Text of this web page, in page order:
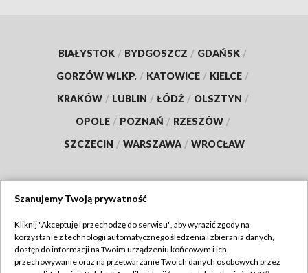
BIAŁYSTOK / BYDGOSZCZ / GDAŃSK /
GORZÓW WLKP. / KATOWICE / KIELCE /
KRAKÓW / LUBLIN / ŁÓDŹ / OLSZTYN /
OPOLE / POZNAŃ / RZESZÓW /
SZCZECIN / WARSZAWA / WROCŁAW
TVP
Abonament TVP
Regulamin TVP
Szanujemy Twoją prywatność
Kliknij "Akceptuję i przechodzę do serwisu", aby wyrazić zgody na
korzystanie z technologii automatycznego śledzenia i zbierania danych,
dostęp do informacji na Twoim urządzeniu końcowym i ich
przechowywanie oraz na przetwarzanie Twoich danych osobowych przez